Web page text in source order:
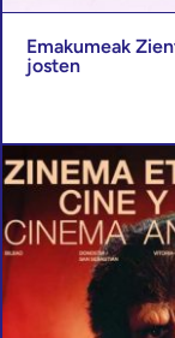
Emakumeak
josten